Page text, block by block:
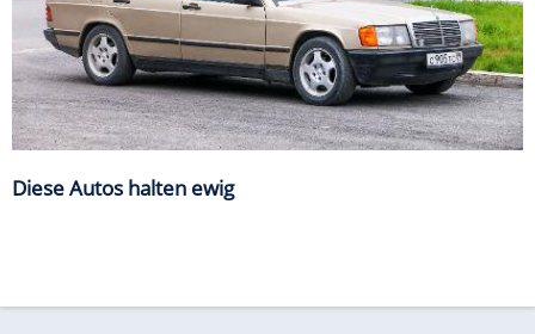
Diese Autos halten ewig